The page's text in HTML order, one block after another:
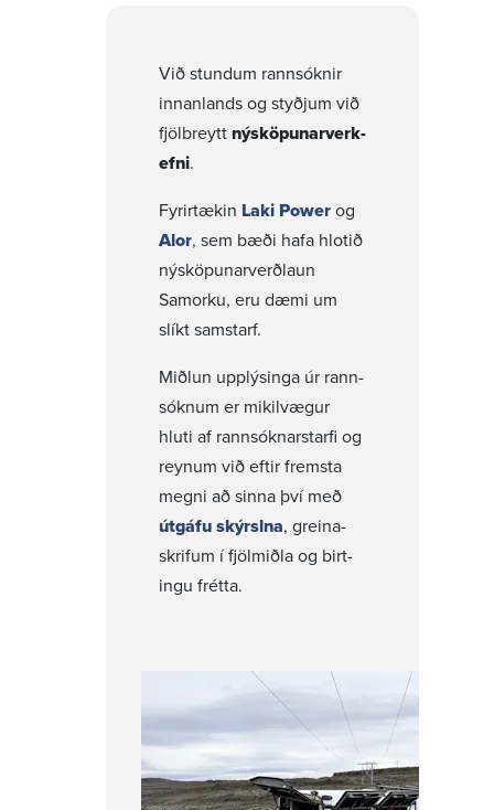
Við stundum rann­sóknir
innan­lands og styðjum við
fjöl­breytt nýsköp­un­ar­verk­
efni.
Fyrir­tækin Laki Powerog
Alor, sem bæði hafa hlotið
nýsköp­un­ar­verð­laun
Samorku, eru dæmi um
slíkt samstarf.
Miðlun upplýs­inga úr rann­
sóknum er mikil­vægur
hluti af rann­sókn­ar­starfi og
reynum við eftir fremsta
megni að sinna því með
útgáfu skýrslna, greina­
skrifum í fjöl­miðla og birt­
ingu frétta.